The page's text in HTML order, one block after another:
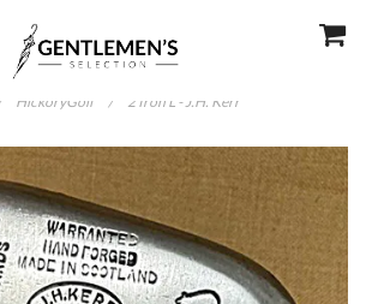
HickoryGolf / 2 Iron L - J.H. Kerr